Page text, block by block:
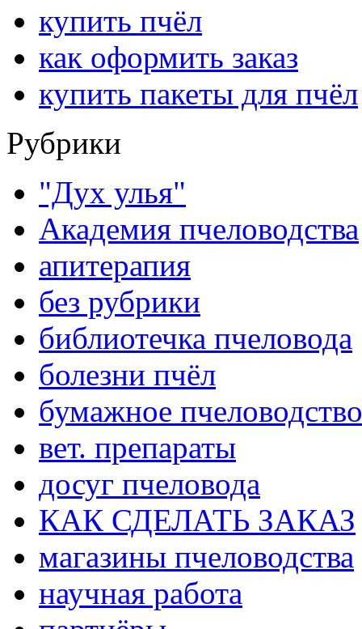
купить пчёл
как оформить заказ
купить пакеты для пчёл
Рубрики
"Дух улья"
Академия пчеловодства
апитерапия
без рубрики
библиотечка пчеловода
болезни пчёл
бумажное пчеловодство
вет. препараты
досуг пчеловода
КАК СДЕЛАТЬ ЗАКАЗ
магазины пчеловодства
научная работа